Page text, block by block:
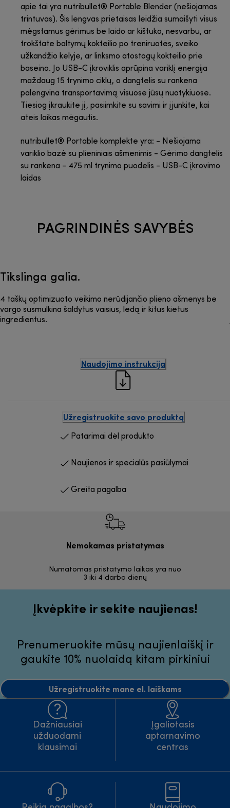
apie tai yra nutribullet® Portable Blender (nešiojamas
trintuvas). Šis lengvas prietaisas leidžia sumaišyti visus
mėgstamus gėrimus be laido ar kištuko, nesvarbu, ar
trokštate baltymų kokteilio po treniruotės, sveiko
užkandžio kelyje, ar linksmo atostogų kokteilio prie
baseino. Jo USB-C įkroviklis aprūpina variklį energija
maždaug 15 trynimo ciklų, o dangtelis su rankena
palengvina transportavimą visuose jūsų nuotykiuose.
Tiesiog įkraukite jį, pasiimkite su savimi ir įjunkite, kai
ateis laikas mėgautis.
nutribullet® Portable komplekte yra: - Nešiojama
variklio bazė su plieniniais ašmenimis - Gėrimo dangtelis
su rankena - 475 ml trynimo puodelis - USB-C įkrovimo
laidas
PAGRINDINĖS SAVYBĖS
Tikslinga galia.
4 taškų optimizuoto veikimo nerūdijančio plieno ašmenys be
vargo susmulkina šaldytus vaisius, ledą ir kitus kietus
ingredientus.
Naudojimo instrukcija
Užregistruokite savo produktą
Patarimai dėl produkto
Naujienos ir specialūs pasiūlymai
Greita pagalba
Nemokamas pristatymas
Numatomas pristatymo laikas yra nuo
3 iki 4 darbo dienų
Įkvėpkite ir sekite naujienas!
Prenumeruokite mūsų naujienlaiškį ir
gaukite 10% nuolaidą kitam pirkiniui
Užregistruokite mane el. laiškams
Dažniausiai
užduodami
klausimai
Įgaliotasis
aptarnavimo
centras